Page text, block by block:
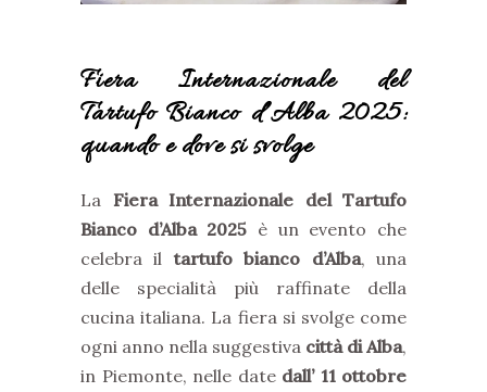
Fiera Internazionale del
Tartufo Bianco d’Alba 2025:
quando e dove si svolge
La Fiera Internazionale del Tartufo
Bianco d’Alba 2025 è un evento che
celebra il tartufo bianco d’Alba, una
delle specialità più raffinate della
cucina italiana. La fiera si svolge come
ogni anno nella suggestiva città di Alba,
in Piemonte, nelle date dall’ 11 ottobre